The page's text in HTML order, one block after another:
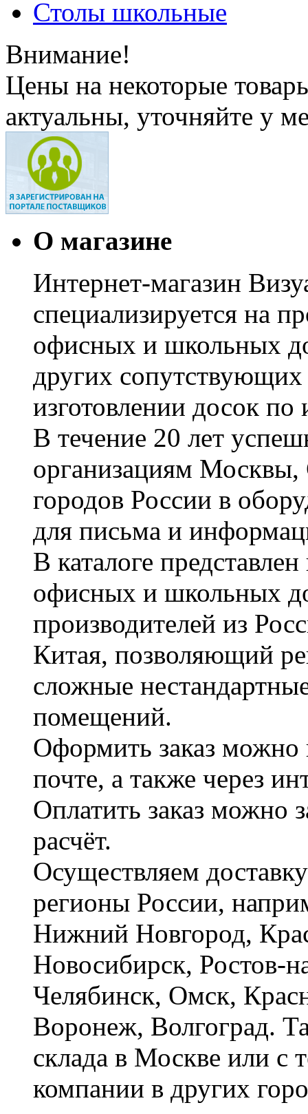
Столы школьные
Внимание!
Цены на некоторые
актуальны, уточняйте у
О магазине
Интернет-магазин
специализируется на
офисных и школьных
других сопутствующих
изготовлении досок по
В течение 20 лет
организациям Москвы,
городов России в
для письма и
В каталоге
офисных и школьных
производителей из
Китая, позволяющий
сложные
помещений.
Оформить заказ можно
почте, а также через
Оплатить заказ можно
расчёт.
Осуществляем
регионы России,
Нижний Новгород,
Новосибирск, Ростов-
Челябинск, Омск,
Воронеж, Волгоград.
склада в Москве или с
компании в других